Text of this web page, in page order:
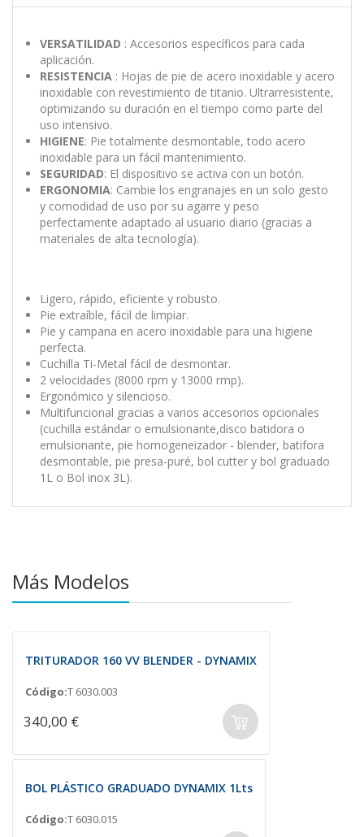
VERSATILIDAD : Accesorios específicos para cada
aplicación.
RESISTENCIA: Hojas de pie de acero inoxidable y acero
inoxidable con revestimiento de titanio. Ultrarresistente,
optimizando su duración en el tiempo como parte del
uso intensivo.
HIGIENE: Pie totalmente desmontable, todo acero
inoxidable para un fácil mantenimiento.
SEGURIDAD: El dispositivo se activa con un botón.
ERGONOMIA: Cambie los engranajes en un solo gesto
y comodidad de uso por su agarre y peso
perfectamente adaptado al usuario diario (gracias a
materiales de alta tecnología).
Ligero, rápido, eficiente y robusto.
Pie extraíble, fácil de limpiar.
Pie y campana en acero inoxidable para una higiene
perfecta.
Cuchilla Ti-Metal fácil de desmontar.
2 velocidades (8000 rpm y 13000 rmp).
Ergonómico y silencioso.
Multifuncional gracias a varios accesorios opcionales
(cuchilla estándar o emulsionante,disco batidora o
emulsionante, pie homogeneizador - blender, batifora
desmontable, pie presa-puré, bol cutter y bol graduado
1L o Bol inox 3L).
Más Modelos
TRITURADOR 160 VV BLENDER - DYNAMIX
Código:T 6030.003
340,00 €
BOL PLÁSTICO GRADUADO DYNAMIX 1Lts
Código:T 6030.015